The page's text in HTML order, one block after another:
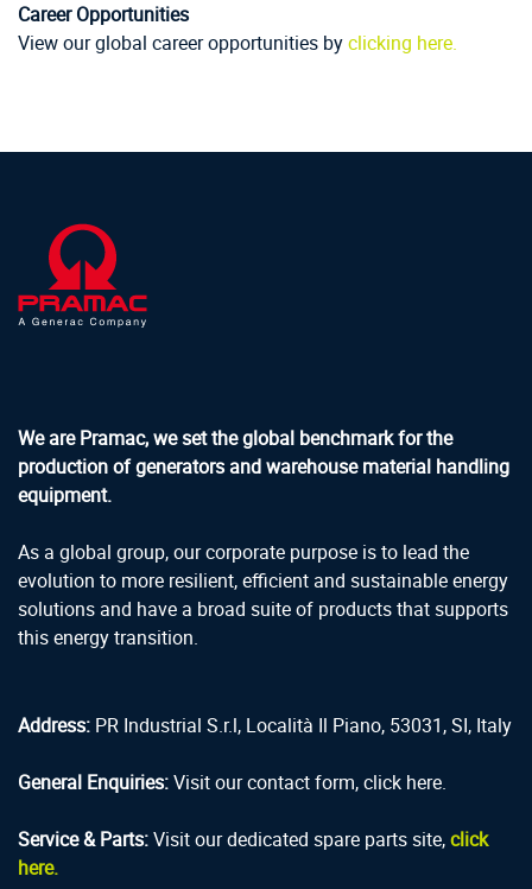
Career Opportunities
View our global career opportunities byclicking here.
We are Pramac, we set the global benchmark for the
production of generators and warehouse material handling
equipment.
As a global group, our corporate purpose is to lead the
evolution to more resilient, efficient and sustainable energy
solutions and have a broad suite of products that supports
this energy transition.
Address: PR Industrial S.r.l, Località Il Piano, 53031, SI, Italy
General Enquiries:Visit our contact form, click here.
Service & Parts:Visit our dedicated spare parts site,click
here.